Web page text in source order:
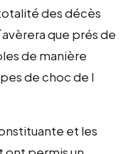
des décès
que prés de
de manière
de choc de l
et les